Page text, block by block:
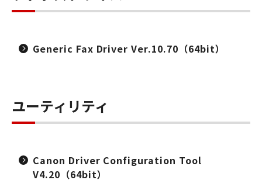
Generic Fax Driver Ver.10.70（64bit）
ユーティリティ
Canon Driver Configuration Tool
V4.20（64bit）